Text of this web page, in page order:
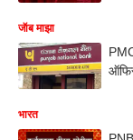
जॅाब माझा
भारत